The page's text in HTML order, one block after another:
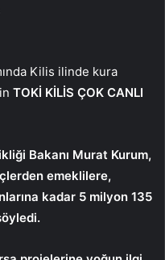
Kilis ilinde kura
TOKİ KİLİS ÇOK CANLI
Bakanı Murat Kurum,
emeklilere,
kadar 5 milyon 135